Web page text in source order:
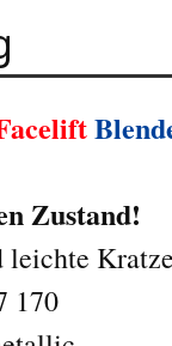
Zustand!
leichte
170